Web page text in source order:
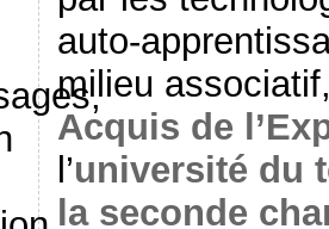
auto-
milieu
Acquis de
l’université du
la seconde